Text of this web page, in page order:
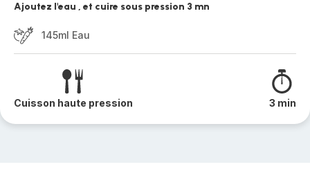
Ajoutez l'eau , et cuire sous pression 3 mn
145ml Eau
Cuisson haute pression 3 min